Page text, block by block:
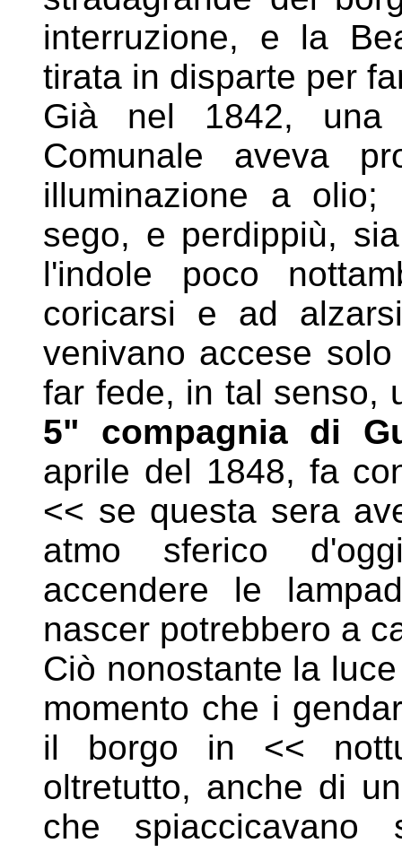
interruzione, e la
tirata in disparte per
Già nel 1842, una
Comunale aveva
illuminazione a olio;
sego, e perdippiù,
l'indole poco
coricarsi e ad
venivano accese
far fede, in tal senso,
5" compagnia di
aprile del 1848, fa
<< se questa sera
atmo sferico
accendere le
nascer potrebbero a
Ciò nonostante la
momento che i
il borgo in <<
oltretutto, anche di
che